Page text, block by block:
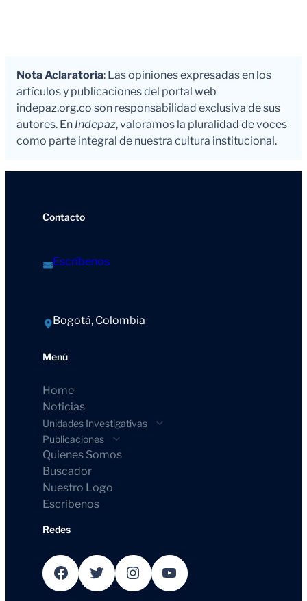
Nota Aclaratoria: Las opiniones expresadas en los
artículos y publicaciones del portal web
indepaz.org.co son responsabilidad exclusiva de sus
autores. En Indepaz, valoramos la pluralidad de voces
como parte integral de nuestra cultura institucional.
Contacto
Escríbenos
Bogotá, Colombia
Menú
Home
Noticias
Unidades Investigativas
Publicaciones
Quienes Somos
Buscador
Nuestro Logo
Escribenos
Redes
Facebook Twitter Instagram YouTube